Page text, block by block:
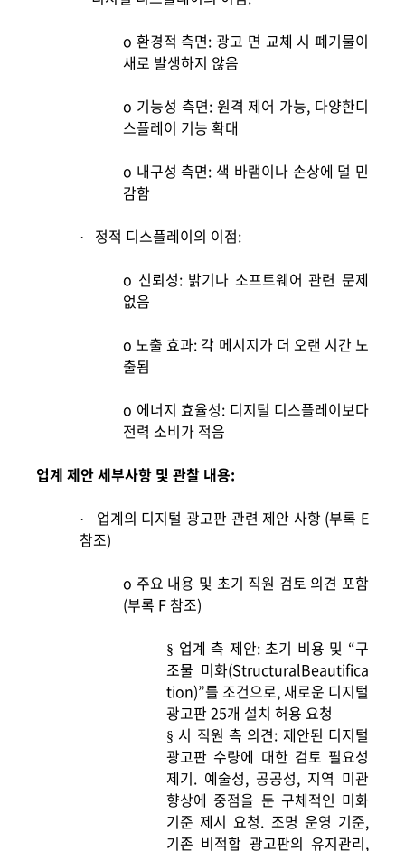
o 환경적 측면: 광고 면 교체 시 폐기물이
새로 발생하지 않음
o 기능성 측면: 원격 제어 가능, 다양한디
스플레이 기능 확대
o 내구성 측면: 색 바램이나 손상에 덜 민
감함
·
정적 디스플레이의 이점:
o 신뢰성: 밝기나 소프트웨어 관련 문제
없음
o노출 효과: 각 메시지가 더 오랜 시간 노
출됨
o 에너지 효율성: 디지털 디스플레이보다
전력 소비가 적음
업계 제안 세부사항 및 관찰 내용:
·
업계의 디지털 광고판 관련 제안 사항 (부록 E
참조)
o 주요 내용 및 초기 직원 검토 의견 포함
(부록 F 참조)
§ 업계 측 제안: 초기 비용 및 “구
조물 미화(StructuralBeautifica
tion)”를 조건으로, 새로운 디지털
광고판 25개 설치 허용 요청
§ 시 직원 측 의견: 제안된 디지털
광고판 수량에 대한 검토 필요성
제기. 예술성, 공공성, 지역 미관
향상에 중점을 둔 구체적인 미화
기준 제시 요청. 조명 운영 기준,
기존 비적합 광고판의 유지관리,